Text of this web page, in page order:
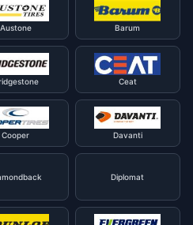
Austone
Barum
Ceat
Cooper Davanti
Diplomat